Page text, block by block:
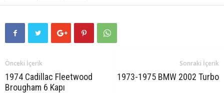
Önceki İçerik
1974 Cadillac Fleetwood
Brougham 6 Kapı
Sonraki İçerik
1973-1975 BMW 2002 Turbo